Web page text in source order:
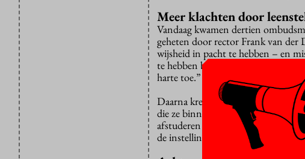
Meer klachten door
Vandaag kwamen dertien
geheten door rector Frank van der
wijsheid in pacht te hebben – en
te hebben binnen de universiteit,
harte toe.”
Daarna kreeg het dertiental de kans
die ze binnenkrijgen van studenten
afstuderen steeds crucialer wordt.
de instellingen, maar door de